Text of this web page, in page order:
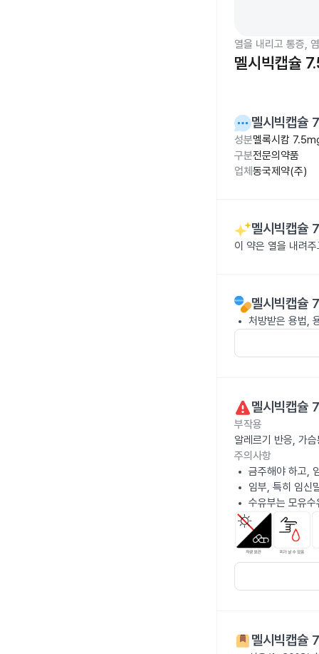
열을 내리고 통증,
멜시빅캡슐
멜시빅캡슐
성분멜록시캄
구분전문의약품
업체 동국제약(주)
멜시빅캡슐
이 약은 열을 내려
멜시빅캡슐
처방받은 용법,
멜시빅캡슐
부작용
알레르기 반응, 가
주의사항
금주해야 하고,
임부, 특히 임신
수유부는 모유
멜시빅캡슐